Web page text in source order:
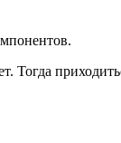
Тогда